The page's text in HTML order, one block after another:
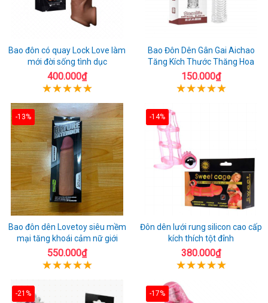
Bao đôn có quay Lock Love làm
mới đời sống tình dục
400.000₫
Bao Đôn Dên Gân Gai Aichao
Tăng Kích Thước Thăng Hoa
150.000₫
-13%
Bao đôn dên Lovetoy siêu mềm
mại tăng khoái cảm nữ giới
550.000₫
-14%
Đôn dên lưới rung silicon cao cấp
kích thích tột đỉnh
380.000₫
-21% -17%